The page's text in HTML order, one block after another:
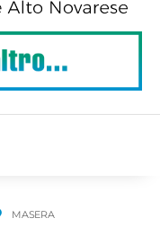
MASERA